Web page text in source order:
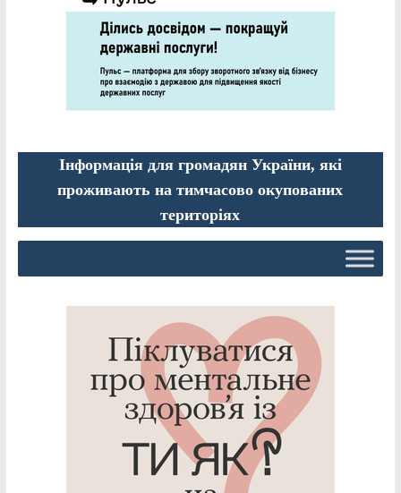
Інформація для громадян України, які
проживають на тимчасово окупованих
територіях